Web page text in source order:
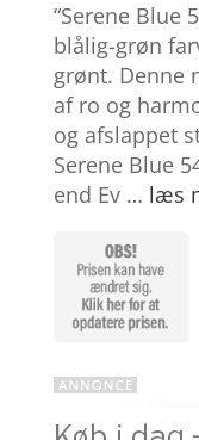
af 5
baseret på
kundebedøm
melser
“Serene Blue
blålig-grøn
grønt. Denne
af ro og
og afslappet
Serene Blue
end Ev … læs